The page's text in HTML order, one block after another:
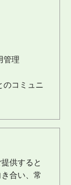
管理
のコミュニ
供すると
合い、常